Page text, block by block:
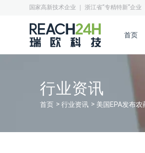
国家高新技术企业 ｜ 浙江省“专精特新”企业
首页
行业资讯
首页 行业资讯 美国EPA发布